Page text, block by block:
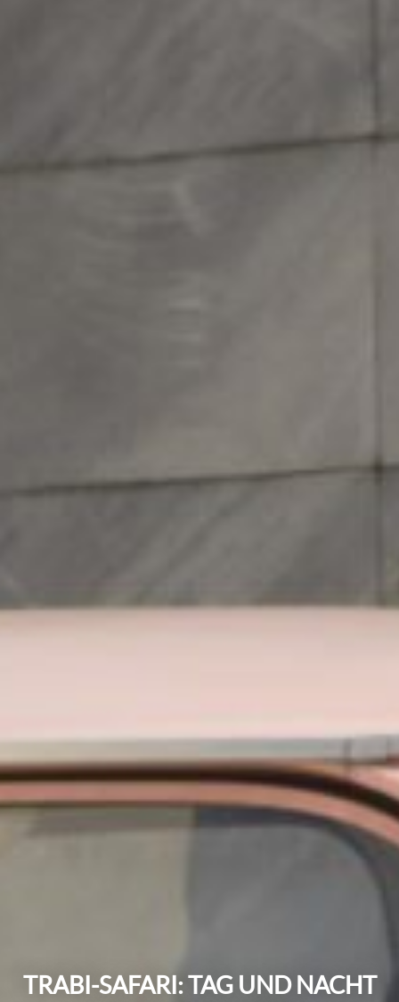
TRABI-SAFARI: TAG UND NACHT